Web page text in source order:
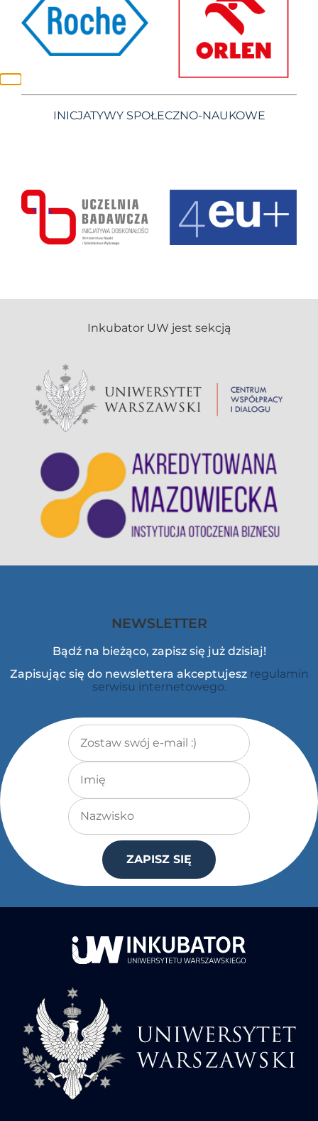
INICJATYWY SPOŁECZNO-NAUKOWE
NEWSLETTER
Bądź na bieżąco, zapisz się już dzisiaj!
Zapisując się do newslettera akceptujesz regulamin
serwisu internetowego.
Adres e-mail*
Imię
Nazwisko
ZAPISZ SIĘ